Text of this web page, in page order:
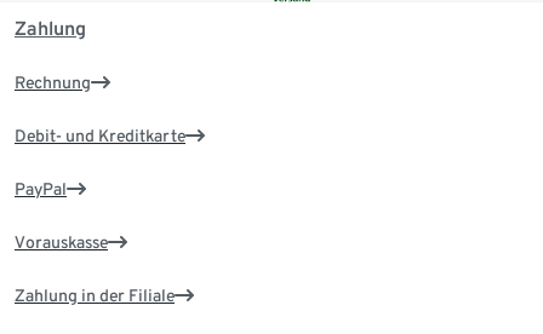
Zahlung
Rechnung
Debit- und Kreditkarte
PayPal
Vorauskasse
Zahlung in der Filiale